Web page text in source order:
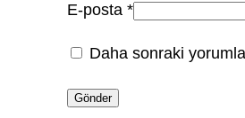
E-posta*
Daha sonraki